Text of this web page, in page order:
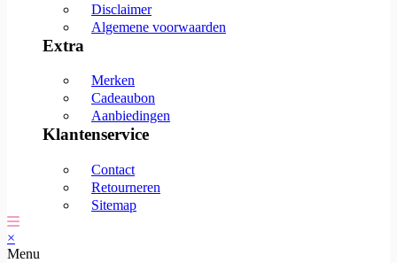
Disclaimer
Algemene voorwaarden
Extra
Merken
Cadeaubon
Aanbiedingen
Klantenservice
Contact
Retourneren
Sitemap
×
Menu